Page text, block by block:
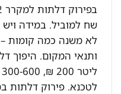
שח למוביל. במידה ויש
לא משנה כמה קומות –